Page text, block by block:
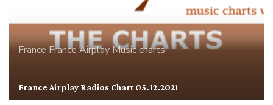
FranceFrance AirplayMusic charts
France Airplay Radios Chart 05.12.2021